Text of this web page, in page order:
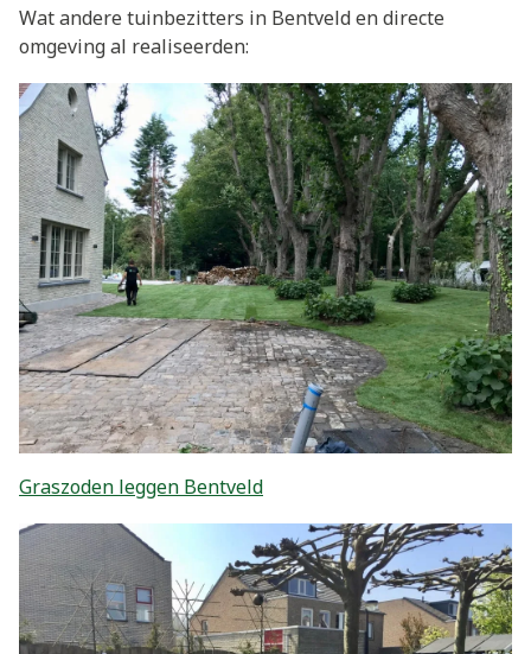
Wat andere tuinbezitters in Bentveld en directe
omgeving al realiseerden:
Graszoden leggen Bentveld